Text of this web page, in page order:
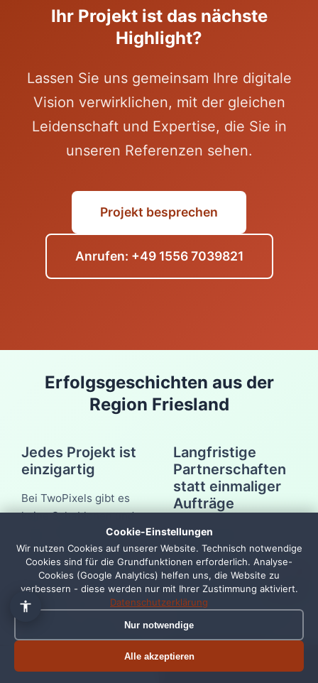
Ihr Projekt ist das nächste
Highlight?
Lassen Sie uns gemeinsam Ihre digitale
Vision verwirklichen, mit der gleichen
Leidenschaft und Expertise, die Sie in
unseren Referenzen sehen.
Projekt besprechen
Anrufen: +49 1556 7039821
Erfolgsgeschichten aus der
Region Friesland
Jedes Projekt ist
einzigartig
Bei TwoPixels gibt es
keine Schablonen und
keine Fließbandarbeit.
Jedes Projekt beginnt
mit einem ausführlichen
Gespräch, in dem wir
Ihre Ziele, Ihre
Branche verstehen. Erst
dann entwickeln wir ein
Konzept, das genau zu
Langfristige
Partnerschaften
statt einmaliger
Aufträge
Viele unserer
Referenzen sind mehr
als nur abgeschlossene
Projekte. Sie sind der
Beginn langfristiger
Partnerschaften. Nach
dem Launch einer
Website endet unsere
Arbeit nicht
Cookie-Einstellungen
Wir nutzen Cookies auf unserer Website. Technisch notwendige
Cookies sind für die Grundfunktionen erforderlich. Analyse-
Cookies (Google Analytics) helfen uns, die Website zu
verbessern - diese werden nur mit Ihrer Zustimmung aktiviert.
Datenschutzerklärung
Nur notwendige
Alle akzeptieren
👋 Hallo, ich bin Pixi!
Fragen zu Webdesign, SEO
einfach, ich antworte sofort.